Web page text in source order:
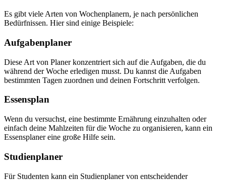
Es gibt viele Arten von Wochenplanern, je nach persönlichen
Bedürfnissen. Hier sind einige Beispiele:
Aufgabenplaner
Diese Art von Planer konzentriert sich auf die Aufgaben, die du
während der Woche erledigen musst. Du kannst die Aufgaben
bestimmten Tagen zuordnen und deinen Fortschritt verfolgen.
Essensplan
Wenn du versuchst, eine bestimmte Ernährung einzuhalten oder
einfach deine Mahlzeiten für die Woche zu organisieren, kann ein
Essensplaner eine große Hilfe sein.
Studienplaner
Für Studenten kann ein Studienplaner von entscheidender